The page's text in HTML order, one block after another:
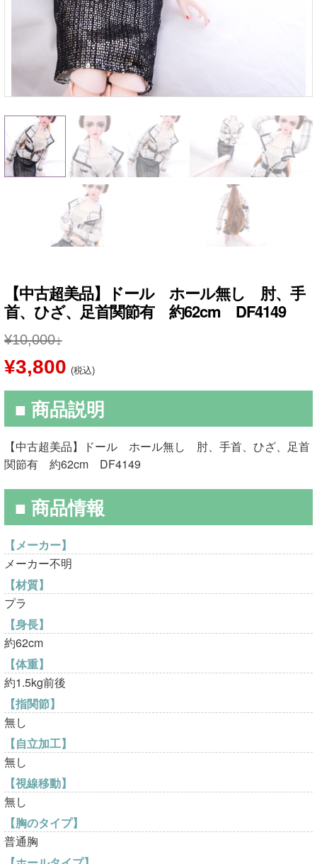
【中古超美品】ドール ホール無し 肘、手
首、ひざ、足首関節有 約62cm DF4149
¥10,000
元
の
価
格
は
¥10,000
で
し
た。
¥3,800現
在
の
価
格
は
¥3,800
で
す。
(税込)
■ 商品説明
【中古超美品】ドール ホール無し 肘、手首、ひざ、足首
関節有 約62cm DF4149
■ 商品情報
【メーカー】
メーカー不明
【材質】
プラ
【身長】
約62cm
【体重】
約1.5kg前後
【指関節】
無し
【自立加工】
無し
【視線移動】
無し
【胸のタイプ】
普通胸